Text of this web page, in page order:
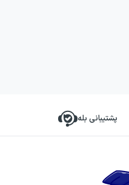
پشتیبانی بله